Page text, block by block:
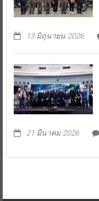
13 มิถุนายน 2026
21 มีนาคม 2026